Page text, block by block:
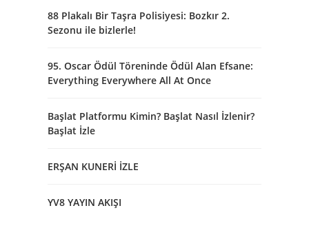
88 Plakalı Bir Taşra Polisiyesi: Bozkır 2.
Sezonu ile bizlerle!
95. Oscar Ödül Töreninde Ödül Alan Efsane:
Everything Everywhere All At Once
Başlat Platformu Kimin? Başlat Nasıl İzlenir?
Başlat İzle
ERŞAN KUNERİ İZLE
YV8 YAYIN AKIŞI